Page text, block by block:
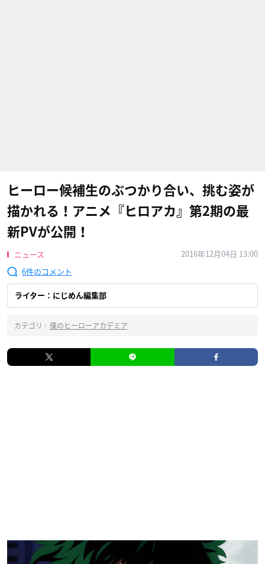
ヒーロー候補生のぶつかり合い、挑む姿が
描かれる！アニメ『ヒロアカ』第2期の最
新PVが公開！
ニュース
2016年12月04日 13:00
6
ライター：にじめん編集部
カテゴリ : 僕のヒーローアカデミア